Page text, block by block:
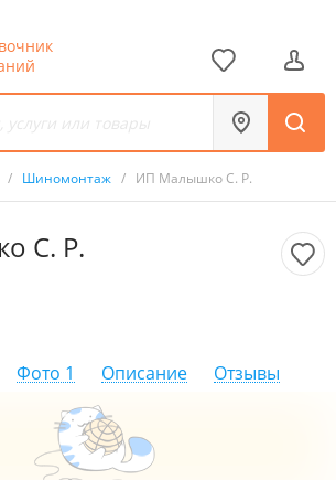
/ Шиномонтаж / ИП Малышко С. Р.
С. Р.
Фото 1 Описание Отзывы